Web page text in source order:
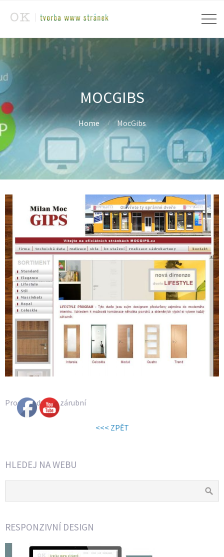
MOCGIBS
Home MocGibs
Prodejce dveří a zárubní
<<< ZPĚT
HLEDEJ NA WEBU
RESPONZIVNÍ DESIGN